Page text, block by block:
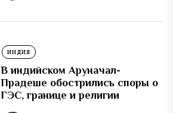
ИНДИЯ
В индийском Аруначал-
Прадеше обострились споры о
ГЭС, границе и религии